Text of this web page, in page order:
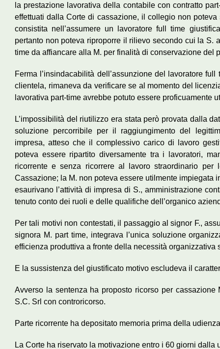
la prestazione lavorativa della contabile con contratto
effettuati dalla Corte di cassazione, il collegio non
consistita nell’assumere un lavoratore full time
pertanto non poteva riproporre il rilievo secondo cui la S.
time da affiancare alla M. per finalità di conservazione del
Ferma l’insindacabilità dell’assunzione del lavoratore
clientela, rimaneva da verificare se al momento del
lavorativa part-time avrebbe potuto essere proficuamente
L’impossibilità del riutilizzo era stata però provata dalla
soluzione percorribile per il raggiungimento del
impresa, atteso che il complessivo carico di lavoro
poteva essere ripartito diversamente tra i lavoratori,
ricorrente e senza ricorrere al lavoro straordinario
Cassazione; la M. non poteva essere utilmente impiegata
esaurivano l’attività di impresa di S., amministrazione
tenuto conto dei ruoli e delle qualifiche dell’organico
Per tali motivi non contestati, il passaggio al signor F.,
signora M. part time, integrava l’unica soluzione
efficienza produttiva a fronte della necessità organizzativa
E la sussistenza del giustificato motivo escludeva il
Avverso la sentenza ha proposto ricorso per
S.C. Srl con controricorso.
Parte ricorrente ha depositato memoria prima della
La Corte ha riservato la motivazione entro i 60 giorni dalla